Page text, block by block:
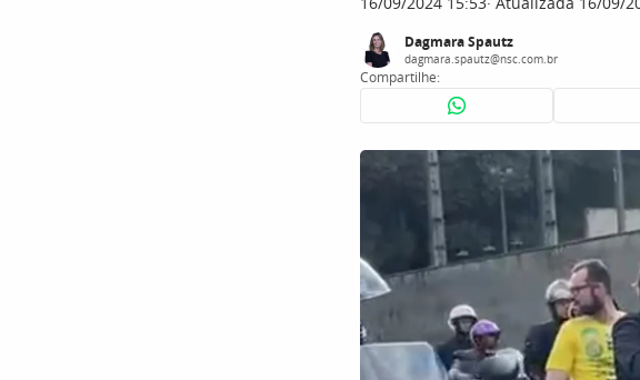
Dagmara Spautz
dagmara.spautz@nsc.com.br
Compartilhe: